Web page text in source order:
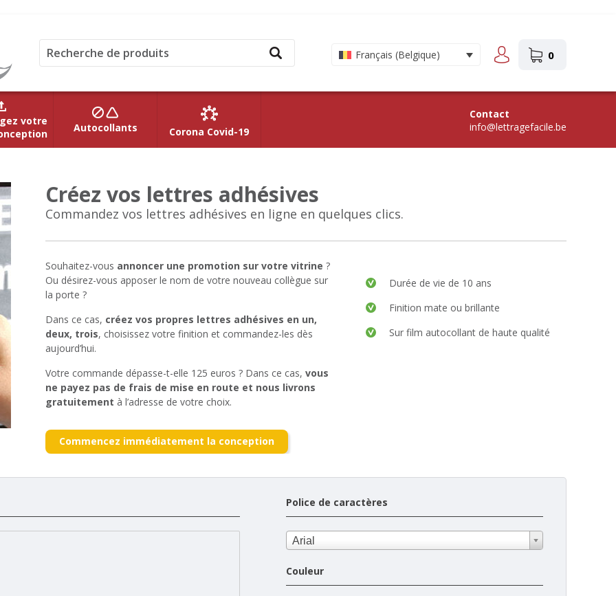
Français (Belgique) 0
votre
Autocollants Corona Covid-19
Contact
info@lettragefacile.be
Créez vos lettres adhésives
Commandez vos lettres adhésives en ligne en quelques clics.
Souhaitez-vous annoncer une promotion sur votre vitrine ?
Ou désirez-vous apposer le nom de votre nouveau collègue sur
la porte ?
Dans ce cas, créez vos propres lettres adhésives en un,
deux, trois, choisissez votre finition et commandez-les dès
aujourd’hui.
Votre commande dépasse-t-elle 125 euros ? Dans ce cas, vous
ne payez pas de frais de mise en route et nous livrons
gratuitement à l’adresse de votre choix.
Commencez immédiatement la conception
Durée de vie de 10 ans
Finition mate ou brillante
Sur film autocollant de haute qualité
Police de caractères
Arial
Couleur